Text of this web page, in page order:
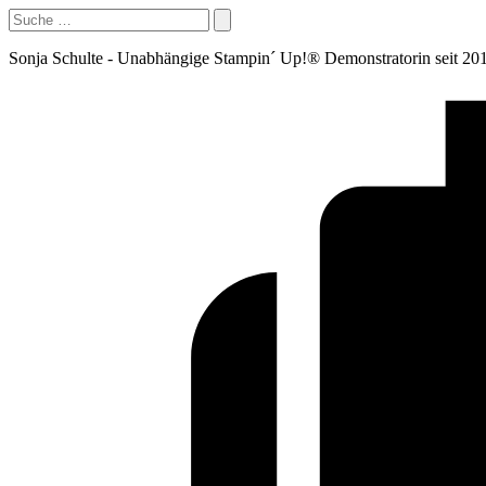
Sonja Schulte - Unabhängige Stampin´ Up!® Demonstratorin seit